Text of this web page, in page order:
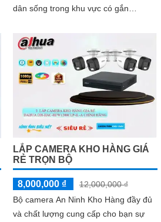
dân sống trong khu vực có gắn
hội tại nơi đây
LẮP CAMERA KHO HÀNG GIÁ
RẺ TRỌN BỘ
8,000,000 ₫
12,000,000 ₫
Bộ camera An Ninh Kho Hàng đầy đủ
và chất lượng cung cấp cho bạn sự